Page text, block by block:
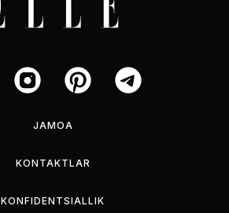
JAMOA
KONTAKTLAR
KONFIDENTSIALLIK